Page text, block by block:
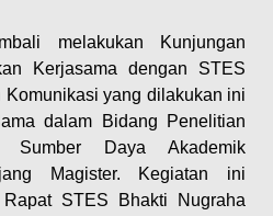
melakukan Kunjungan
Kerjasama dengan STES
Komunikasi yang dilakukan ini
dalam Bidang Penelitian
Sumber Daya Akademik
Magister. Kegiatan ini
STES Bhakti Nugraha